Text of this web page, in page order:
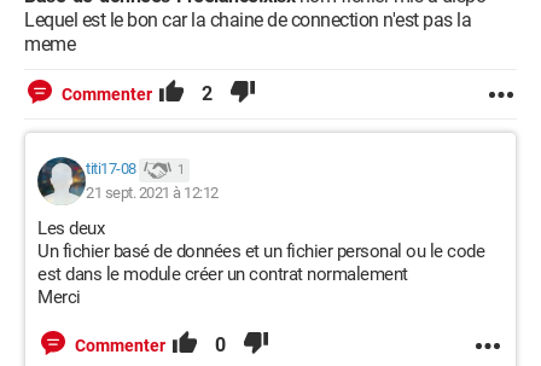
Lequel est le bon car la chaine de connection n'est pas la
meme
Commenter 2
titi17-08 1
21 sept. 2021 à 12:12
Les deux
Un fichier basé de données et un fichier personal ou le code
est dans le module créer un contrat normalement
Merci
Commenter 0